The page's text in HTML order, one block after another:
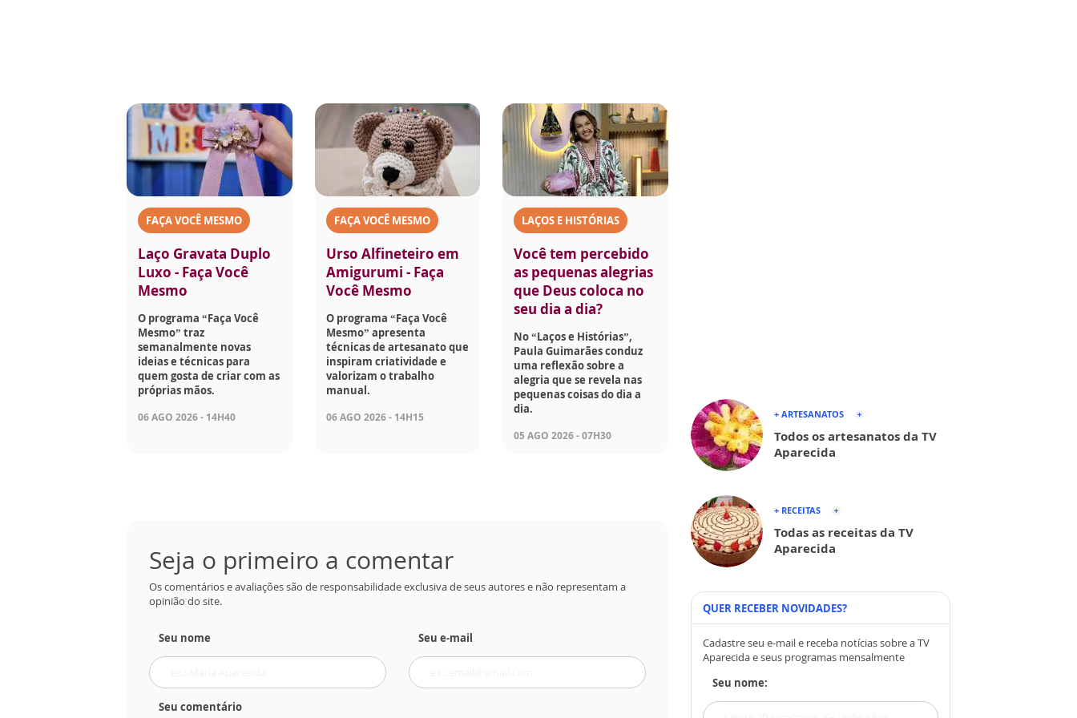
FAÇA VOCÊ MESMO
Laço Gravata Duplo
Luxo - Faça Você
Mesmo
O programa “Faça Você
Mesmo” traz
semanalmente novas
ideias e técnicas para
quem gosta de criar com as
próprias mãos.
06 AGO 2026 - 14H40
FAÇA VOCÊ MESMO
Urso Alfineteiro em
Amigurumi - Faça
Você Mesmo
O programa “Faça Você
Mesmo” apresenta
técnicas de artesanato que
inspiram criatividade e
valorizam o trabalho
manual.
06 AGO 2026 - 14H15
LAÇOS E HISTÓRIAS
Você tem percebido
as pequenas alegrias
que Deus coloca no
seu dia a dia?
No “Laços e Histórias”,
Paula Guimarães conduz
uma reflexão sobre a
alegria que se revela nas
pequenas coisas do dia a
dia.
05 AGO 2026 - 07H30
Seja o primeiro a comentar
Os comentários e avaliações são de responsabilidade exclusiva de seus autores e não representam a
opinião do site.
Seu nome Seu e-mail
Seu comentário
+ ARTESANATOS
Todos os artesanatos da TV
Aparecida
+ RECEITAS
Todas as receitas da TV
Aparecida
QUER RECEBER NOVIDADES?
Cadastre seu e-mail e receba notícias sobre a TV
Aparecida e seus programas mensalmente
Seu nome: